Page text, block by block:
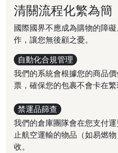
清關流程化繁為簡
國際國界不應成為購物的障
作，讓您無後顧之憂。
自動化合規管理
我們的系統會根據您的商品
票，確保您的包裹不會卡在繁
禁運品篩查
我們的倉庫團隊會在您支付
止航空運輸的物品（如易燃
收。